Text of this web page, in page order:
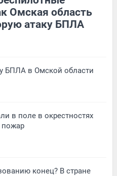
Омская область
атаку БПЛА
БПЛА в Омской области
в поле в окрестностях
конец? В стране